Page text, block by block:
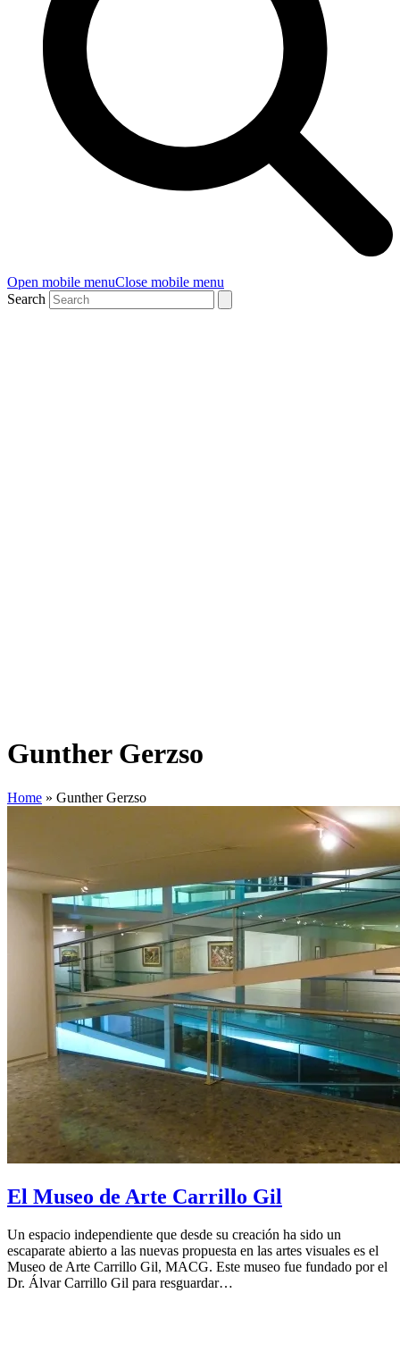
Open mobile menuClose mobile menu
Search
Gunther Gerzso
Home » Gunther Gerzso
El Museo de Arte Carrillo Gil
Un espacio independiente que desde su creación ha sido un
escaparate abierto a las nuevas propuesta en las artes visuales es el
Museo de Arte Carrillo Gil, MACG. Este museo fue fundado por el
Dr. Álvar Carrillo Gil para resguardar…